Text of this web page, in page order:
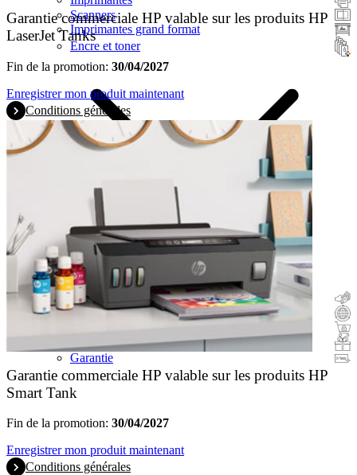
Scanners
Imprimantes grand format
Encre et toner
Remboursement
Reprise
Cadeau avec l'achat
Garantie
Garantie commerciale HP valable sur les produits HP
LaserJet Tanks
Fin de la promotion: 30/04/2027
Enregistrer mon produit maintenant
Conditions générales
Garantie commerciale HP valable sur les produits HP
Smart Tank
Fin de la promotion: 30/04/2027
Enregistrer mon produit maintenant
Conditions générales